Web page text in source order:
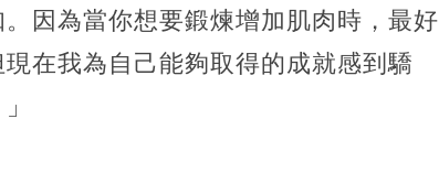
因為當你想要鍛煉增加肌肉時，最好
在我為自己能夠取得的成就感到驕